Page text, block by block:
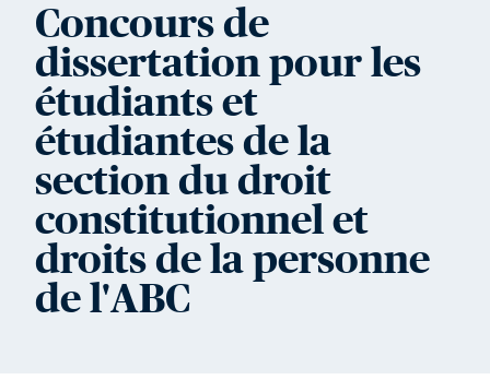
Concours de
dissertation pour les
étudiants et
étudiantes de la
section du droit
constitutionnel et
droits de la personne
de l'ABC